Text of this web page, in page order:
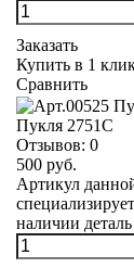
Заказать
Купить в 1
Сравнить
Пукля 2751С
Отзывов: 0
500 руб.
Артикул
наличии